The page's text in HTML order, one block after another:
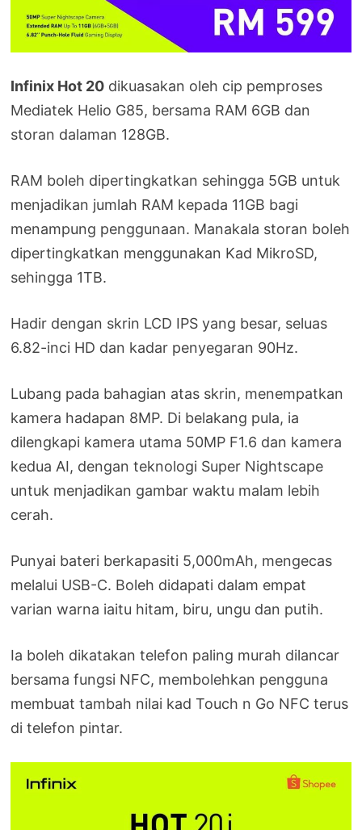
Infinix Hot 20 dikuasakan oleh cip pemproses
Mediatek Helio G85, bersama RAM 6GB dan
storan dalaman 128GB.
RAM boleh dipertingkatkan sehingga 5GB untuk
menjadikan jumlah RAM kepada 11GB bagi
menampung penggunaan. Manakala storan boleh
dipertingkatkan menggunakan Kad MikroSD,
sehingga 1TB.
Hadir dengan skrin LCD IPS yang besar, seluas
6.82-inci HD dan kadar penyegaran 90Hz.
Lubang pada bahagian atas skrin, menempatkan
kamera hadapan 8MP. Di belakang pula, ia
dilengkapi kamera utama 50MP F1.6 dan kamera
kedua AI, dengan teknologi Super Nightscape
untuk menjadikan gambar waktu malam lebih
cerah.
Punyai bateri berkapasiti 5,000mAh, mengecas
melalui USB-C. Boleh didapati dalam empat
varian warna iaitu hitam, biru, ungu dan putih.
Ia boleh dikatakan telefon paling murah dilancar
bersama fungsi NFC, membolehkan pengguna
membuat tambah nilai kad Touch n Go NFC terus
di telefon pintar.